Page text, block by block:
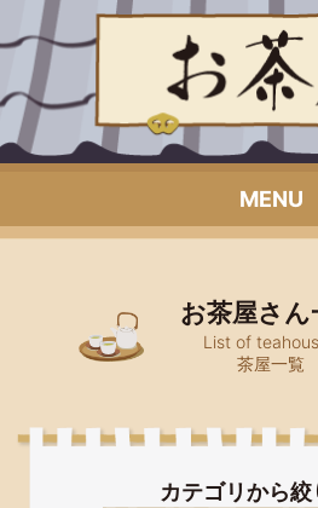
MENU
お茶屋さん
List of
茶屋一覧
カテゴリから